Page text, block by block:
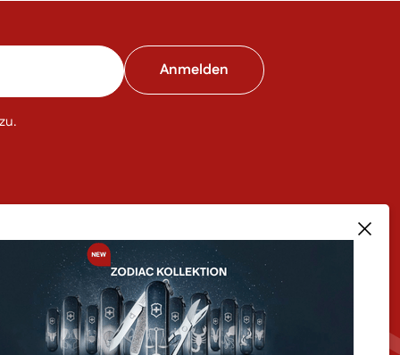
zu.
IM SHOP
Bestseller
ÜBER UNS
Team